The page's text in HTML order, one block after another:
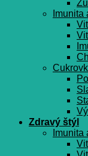
Imunita
Zdravý štýl
Imunita